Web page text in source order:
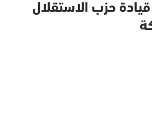
حزب الاستقلال